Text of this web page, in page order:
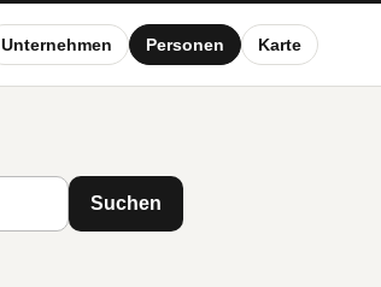
Unternehmen Personen Karte
Suchen